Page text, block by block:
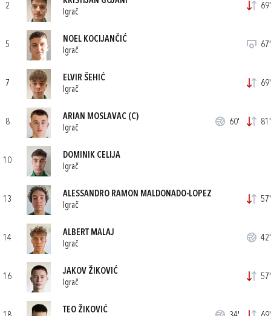
2
Igrač
69'
5
NOEL KOCIJANČIĆ
Igrač
67'
7
ELVIR ŠEHIĆ
Igrač
69'
8
ARIAN MOSLAVAC (C)
Igrač
60' 81'
10
DOMINIK CELIJA
Igrač
13
ALESSANDRO RAMON MALDONADO-LOPEZ
Igrač
57'
14
ALBERT MALAJ
Igrač
42'
16
JAKOV ŽIKOVIĆ
Igrač
57'
TEO ŽIKOVIĆ